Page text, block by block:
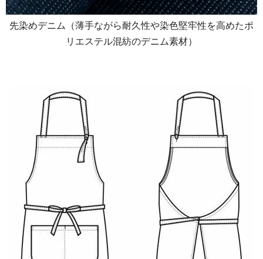
先染めデニム（薄手ながら耐久性や染色堅牢性を高めたポ
リエステル混紡のデニム素材）